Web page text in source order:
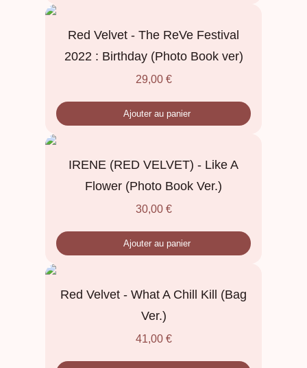
Red Velvet - The ReVe Festival
2022 : Birthday (Photo Book ver)
29,00 €
Ajouter au panier
IRENE (RED VELVET) - Like A
Flower (Photo Book Ver.)
30,00 €
Ajouter au panier
Red Velvet - What A Chill Kill (Bag
Ver.)
41,00 €